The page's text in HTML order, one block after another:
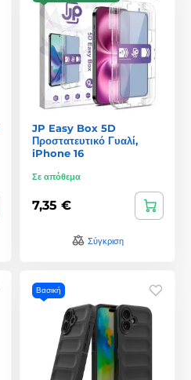
JP Easy Box 5D
Προστατευτικό Γυαλί,
iPhone 16
Σε απόθεμα
7,35 €
Σύγκριση
Βασική